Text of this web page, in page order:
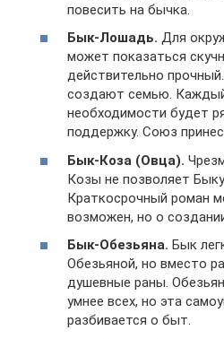
повесить на бычка.
Бык-Лошадь. Для
может показаться
действительно
создают семью. Каждый
необходимости будет
поддержку. Союз
Бык-Коза (Овца).
Козы не позволяет
Краткосрочный роман
возможен, но о
Бык-Обезьяна. Бык
Обезьяной, но вместо
душевные раны.
умнее всех, но эта
разбивается о быт.